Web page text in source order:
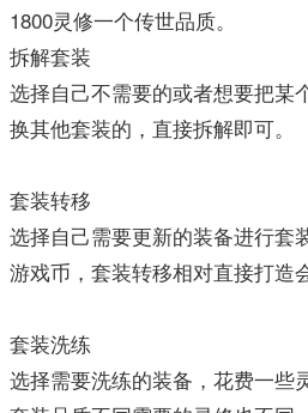
1800灵修一个传世品质。
拆解套装
选择自己不需要的或者想要把某
换其他套装的，直接拆解即可。
套装转移
选择自己需要更新的装备进行套
游戏币，套装转移相对直接打造
套装洗练
选择需要洗练的装备，花费一些